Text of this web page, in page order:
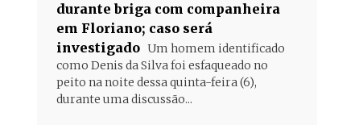
durante briga com companheira
em Floriano; caso será
investigado Um homem identificado
como Denis da Silva foi esfaqueado no
peito na noite dessa quinta-feira (6),
durante uma discussão...